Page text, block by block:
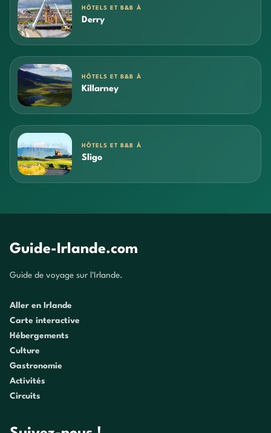
HÔTELS ET B&B À
Derry
HÔTELS ET B&B À
Killarney
HÔTELS ET B&B À
Sligo
Guide-Irlande.com
Guide de voyage sur l'Irlande.
Aller en Irlande
Carte interactive
Hébergements
Culture
Gastronomie
Activités
Circuits